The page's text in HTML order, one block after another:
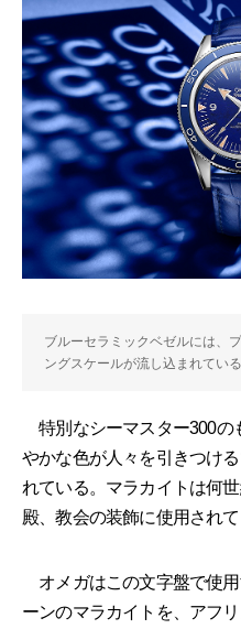
ブルーセラミックベゼルには、
ングスケールが流し込まれている
特別なシーマスター300の
やかな色が人々を引きつけ
れている。マラカイトは何
殿、教会の装飾に使用され
オメガはこの文字盤で使
ーンのマラカイトを、アフ